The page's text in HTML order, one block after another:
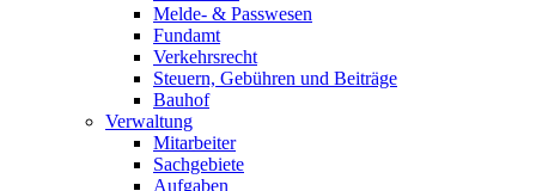
Melde- & Passwesen
Fundamt
Verkehrsrecht
Steuern, Gebühren und Beiträge
Bauhof
Verwaltung
Mitarbeiter
Sachgebiete
Aufgaben